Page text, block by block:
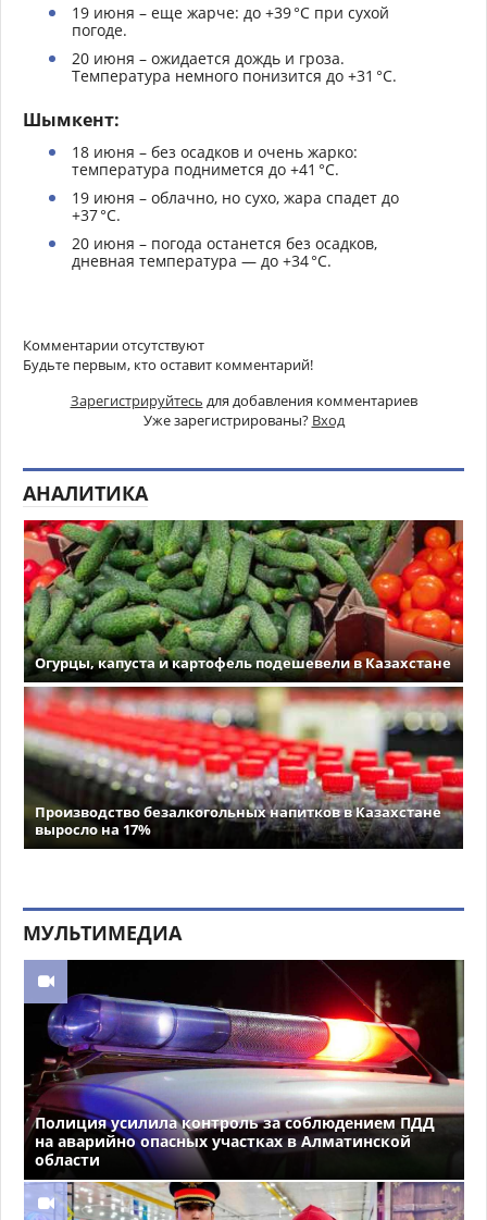
19 июня – еще жарче: до +39 °C при сухой
погоде.
20 июня – ожидается дождь и гроза.
Температура немного понизится до +31 °C.
Шымкент:
18 июня – без осадков и очень жарко:
температура поднимется до +41 °C.
19 июня – облачно, но сухо, жара спадет до
+37 °C.
20 июня – погода останется без осадков,
дневная температура — до +34 °C.
Комментарии отсутствуют
Будьте первым, кто оставит комментарий!
Зарегистрируйтесь для добавления комментариев
Уже зарегистрированы? Вход
АНАЛИТИКА
Огурцы, капуста и картофель подешевели в Казахстане
Производство безалкогольных напитков в Казахстане
выросло на 17%
МУЛЬТИМЕДИА
Полиция усилила контроль за соблюдением ПДД
на аварийно опасных участках в Алматинской
области